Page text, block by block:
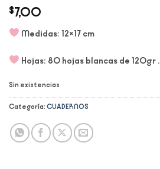
$7,00
Medidas: 12×17 cm
Hojas: 80 hojas blancas de 120gr .
Sin existencias
Categoría: CUADERNOS